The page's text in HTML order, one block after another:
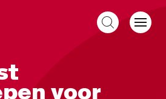
voor